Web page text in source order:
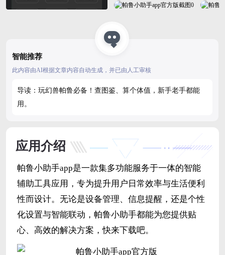
智能推荐
此内容由AI根据文章内容自动生成，并已由人工审核
导读：玩幻兽帕鲁必备！查图鉴、算个体值，新手老手都能
用。
应用介绍
帕鲁小助手app是一款集多功能服务于一体的智能
辅助工具应用，专为提升用户日常效率与生活便利
性而设计。无论是设备管理、信息提醒，还是个性
化设置与智能联动，帕鲁小助手都能为您提供贴
心、高效的解决方案，快来下载吧。